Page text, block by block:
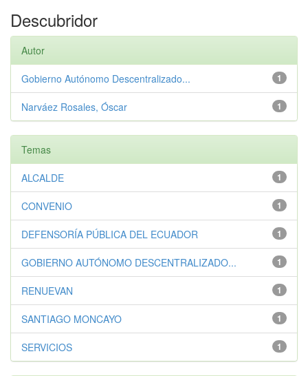
Descubridor
Autor
1
Gobierno Autónomo Descentralizado...
1
Narváez Rosales, Óscar
Temas
1
ALCALDE
1
CONVENIO
1
DEFENSORÍA PÚBLICA DEL ECUADOR
1
GOBIERNO AUTÓNOMO DESCENTRALIZADO...
1
RENUEVAN
1
SANTIAGO MONCAYO
1
SERVICIOS